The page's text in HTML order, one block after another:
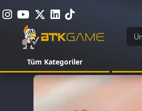
Tüm Kategoriler